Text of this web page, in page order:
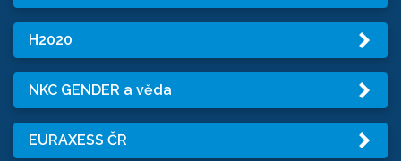
H2020
NKC GENDER a věda
EURAXESS ČR